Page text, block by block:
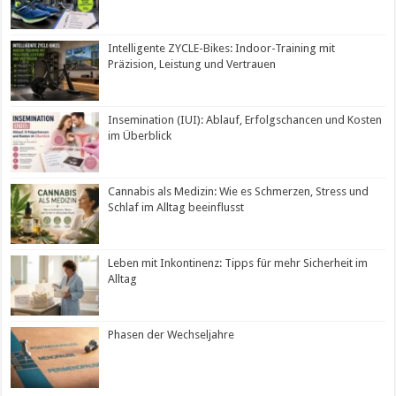
Intelligente ZYCLE-Bikes: Indoor-Training mit
Präzision, Leistung und Vertrauen
Insemination (IUI): Ablauf, Erfolgschancen und Kosten
im Überblick
Cannabis als Medizin: Wie es Schmerzen, Stress und
Schlaf im Alltag beeinflusst
Leben mit Inkontinenz: Tipps für mehr Sicherheit im
Alltag
Phasen der Wechseljahre